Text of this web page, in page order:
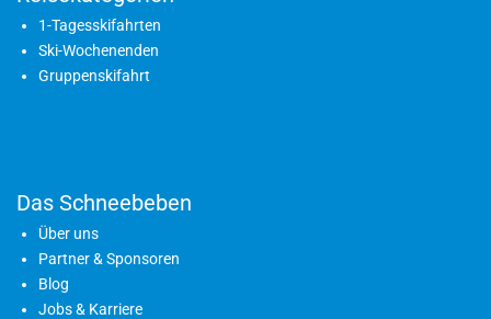
1-Tagesskifahrten
Ski-Wochenenden
Gruppenskifahrt
Das Schneebeben
Über uns
Partner & Sponsoren
Blog
Jobs & Karriere